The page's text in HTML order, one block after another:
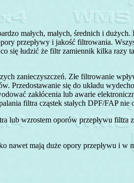
małych, małych, średnich i
przepływy i jakość filtrowania.
się łudzić że filtr zamiennik kilka razy
zanieczyszczeń. Złe filtrowanie
Przedostawanie się do układu
zakłócenia lub awarie
filtra cząstek stałych DPF/FAP nie
wzrostem oporów przepływu filtra
mają duże opory przepływu i w